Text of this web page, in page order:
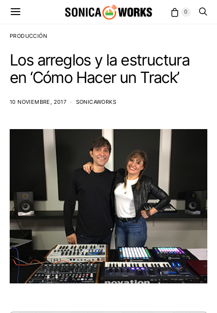
0
PRODUCCIÓN
Los arreglos y la estructura
en ‘Cómo Hacer un Track’
10 NOVIEMBRE, 2017 SONICAWORKS